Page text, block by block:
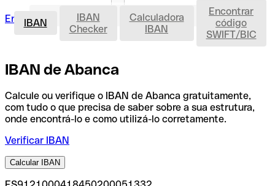
Entrar Abrir uma conta IBAN
IBAN
IBAN
Checker
Calculadora
IBAN
Encontrar
código
SWIFT/BIC
IBAN de Abanca
Calcule ou verifique o IBAN de Abanca gratuitamente,
com tudo o que precisa de saber sobre a sua estrutura,
onde encontrá-lo e como utilizá-lo corretamente.
Verificar IBAN
Calcular IBAN